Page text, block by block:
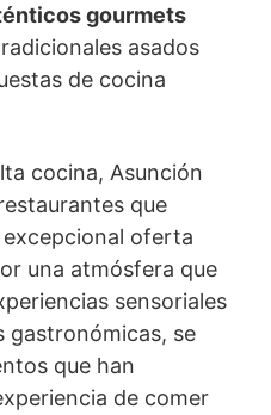
gourmets
asados
de cocina
cocina, Asunción
que
oferta
una atmósfera que
sensoriales
gastronómicas, se
que han
de comer